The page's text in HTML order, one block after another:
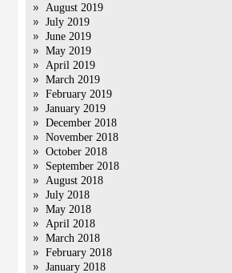
August 2019
July 2019
June 2019
May 2019
April 2019
March 2019
February 2019
January 2019
December 2018
November 2018
October 2018
September 2018
August 2018
July 2018
May 2018
April 2018
March 2018
February 2018
January 2018